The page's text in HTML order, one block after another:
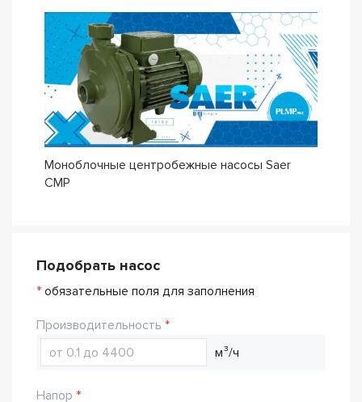
Моноблочные центробежные насосы Saer
CMP
Подобрать насос
* обязательные поля для заполнения
Производительность
м³/ч
Напор